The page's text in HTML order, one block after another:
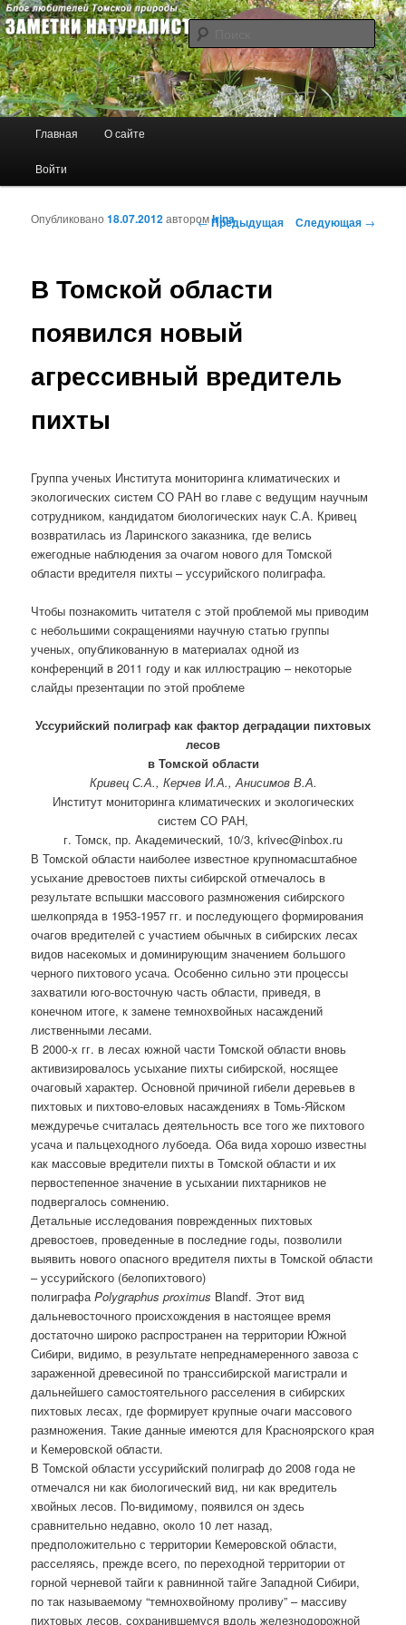
Заметки натуралиста
Блог любителей Томской природы
Перейти к основному содержимому
Перейти к дополнительному содержимому
Главная О сайте
Войти
Навигация по записям
←Предыдущая Следующая →
В Томской области
появился новый
агрессивный вредитель
пихты
Опубликовано18.07.2012авторомIrina
Группа ученых Института мониторинга климатических и
экологических систем СО РАН во главе с ведущим научным
сотрудником, кандидатом биологических наук С.А. Кривец
возвратилась из Ларинского заказника, где велись
ежегодные наблюдения за очагом нового для Томской
области вредителя пихты – уссурийского полиграфа.
Чтобы познакомить читателя с этой проблемой мы приводим
с небольшими сокращениями научную статью группы
ученых, опубликованную в материалах одной из
конференций в 2011 году и как иллюстрацию – некоторые
слайды презентации по этой проблеме
Уссурийский полиграф как фактор деградации пихтовых
лесов
в Томской области
Кривец С.А., Керчев И.А., Анисимов В.А.
Институт мониторинга климатических и экологических
систем СО РАН,
г. Томск, пр. Академический, 10/3, krivec@inbox.ru
В Томской области наиболее известное крупномасштабное
усыхание древостоев пихты сибирской отмечалось в
результате вспышки массового размножения сибирского
шелкопряда в 1953-1957 гг. и последующего формирования
очагов вредителей с участием обычных в сибирских лесах
видов насекомых и доминирующим значением большого
черного пихтового усача. Особенно сильно эти процессы
захватили юго-восточную часть области, приведя, в
конечном итоге, к замене темнохвойных насаждений
лиственными лесами.
В 2000-х гг. в лесах южной части Томской области вновь
активизировалось усыхание пихты сибирской, носящее
очаговый характер. Основной причиной гибели деревьев в
пихтовых и пихтово-еловых насаждениях в Томь-Яйском
междуречье считалась деятельность все того же пихтового
усача и пальцеходного лубоеда. Оба вида хорошо известны
как массовые вредители пихты в Томской области и их
первостепенное значение в усыхании пихтарников не
подвергалось сомнению.
Детальные исследования поврежденных пихтовых
древостоев, проведенные в последние годы, позволили
выявить нового опасного вредителя пихты в Томской области
– уссурийского (белопихтового)
полиграфаPolygraphusproximus Blandf. Этот вид
дальневосточного происхождения в настоящее время
достаточно широко распространен на территории Южной
Сибири, видимо, в результате непреднамеренного завоза с
зараженной древесиной по транссибирской магистрали и
дальнейшего самостоятельного расселения в сибирских
пихтовых лесах, где формирует крупные очаги массового
размножения. Такие данные имеются для Красноярского края
и Кемеровской области.
В Томской области уссурийский полиграф до 2008 года не
отмечался ни как биологический вид, ни как вредитель
хвойных лесов. По-видимому, появился он здесь
сравнительно недавно, около 10 лет назад,
предположительно с территории Кемеровской области,
расселяясь, прежде всего, по переходной территории от
горной черневой тайги к равнинной тайге Западной Сибири,
по так называемому “темнохвойному проливу” – массиву
пихтовых лесов, сохранившемуся вдоль железнодорожной